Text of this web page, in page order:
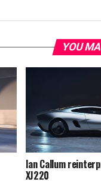
YOU
Ian Callum
XJ220